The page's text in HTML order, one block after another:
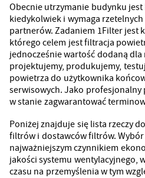
Obecnie utrzymanie budynku
kiedykolwiek i wymaga
partnerów. Zadaniem 1Filter jest
którego celem jest filtracja
jednocześnie wartość dodaną dla
projektujemy, produkujemy,
powietrza do użytkownika
serwisowych. Jako
w stanie zagwarantować
Poniżej znajduje się lista rzeczy
filtrów i dostawców filtrów.
najważniejszym czynnikiem
jakości systemu wentylacyjnego,
czasu na przemyślenia w tym